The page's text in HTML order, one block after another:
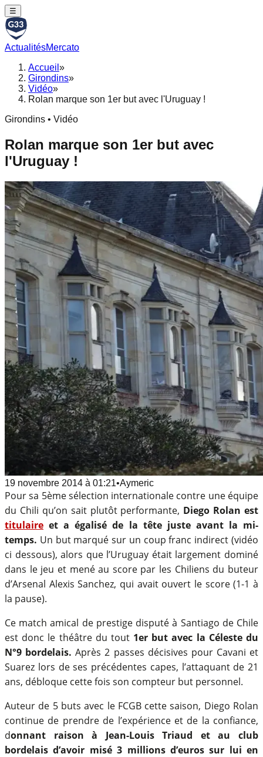
☰
ActualitésMercato
Accueil »
Girondins»
Vidéo»
Rolan marque son 1er but avec l'Uruguay !
Girondins • Vidéo
Rolan marque son 1er but avec
l'Uruguay !
19 novembre 2014 à 01:21•Aymeric
Pour sa 5ème sélection internationale contre une équipe
du Chili qu’on sait plutôt performante, Diego Rolan est
titulaire et a égalisé de la tête juste avant la mi-
temps. Un but marqué sur un coup franc indirect (vidéo
ci dessous), alors que l’Uruguay était largement dominé
dans le jeu et mené au score par les Chiliens du buteur
d’Arsenal Alexis Sanchez, qui avait ouvert le score (1-1 à
la pause).
Ce match amical de prestige disputé à Santiago de Chile
est donc le théâtre du tout 1er but avec la Céleste du
N°9 bordelais. Après 2 passes décisives pour Cavani et
Suarez lors de ses précédentes capes, l’attaquant de 21
ans, débloque cette fois son compteur but personnel.
Auteur de 5 buts avec le FCGB cette saison, Diego Rolan
continue de prendre de l’expérience et de la confiance,
donnant raison à Jean-Louis Triaud et au club
bordelais d’avoir misé 3 millions d’euros sur lui en